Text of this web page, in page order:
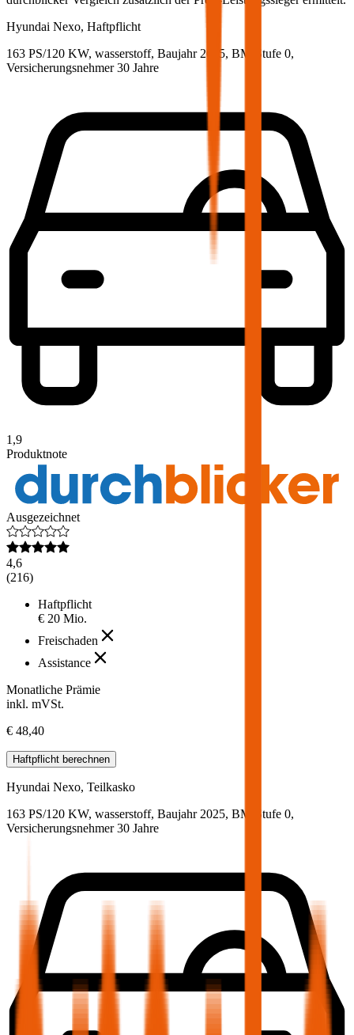
Hyundai Nexo, Haftpflicht
163 PS/120 KW, wasserstoff, Baujahr 2025, BM-Stufe 0,
Versicherungsnehmer 30 Jahre
1,9
Produktnote
Ausgezeichnet
4,6
(216)
Haftpflicht
€ 20 Mio.
Freischaden
Assistance
Monatliche Prämie
inkl. mVSt.
€ 48,40
Haftpflicht berechnen
Hyundai Nexo, Teilkasko
163 PS/120 KW, wasserstoff, Baujahr 2025, BM-Stufe 0,
Versicherungsnehmer 30 Jahre